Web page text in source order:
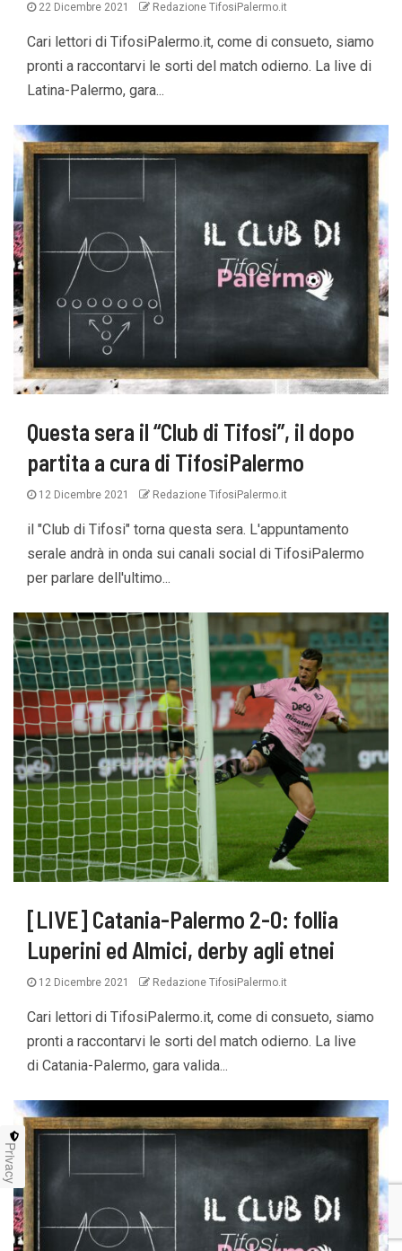
22 Dicembre 2021 Redazione TifosiPalermo.it
Cari lettori di TifosiPalermo.it, come di consueto, siamo
pronti a raccontarvi le sorti del match odierno. La live di
Latina-Palermo, gara...
Questa sera il “Club di Tifosi”, il dopo
partita a cura di TifosiPalermo
12 Dicembre 2021 Redazione TifosiPalermo.it
il "Club di Tifosi" torna questa sera. L'appuntamento
serale andrà in onda sui canali social di TifosiPalermo
per parlare dell'ultimo...
[LIVE] Catania-Palermo 2-0: follia
Luperini ed Almici, derby agli etnei
12 Dicembre 2021 Redazione TifosiPalermo.it
Cari lettori di TifosiPalermo.it, come di consueto, siamo
pronti a raccontarvi le sorti del match odierno. La live
di Catania-Palermo, gara valida...
Privacy